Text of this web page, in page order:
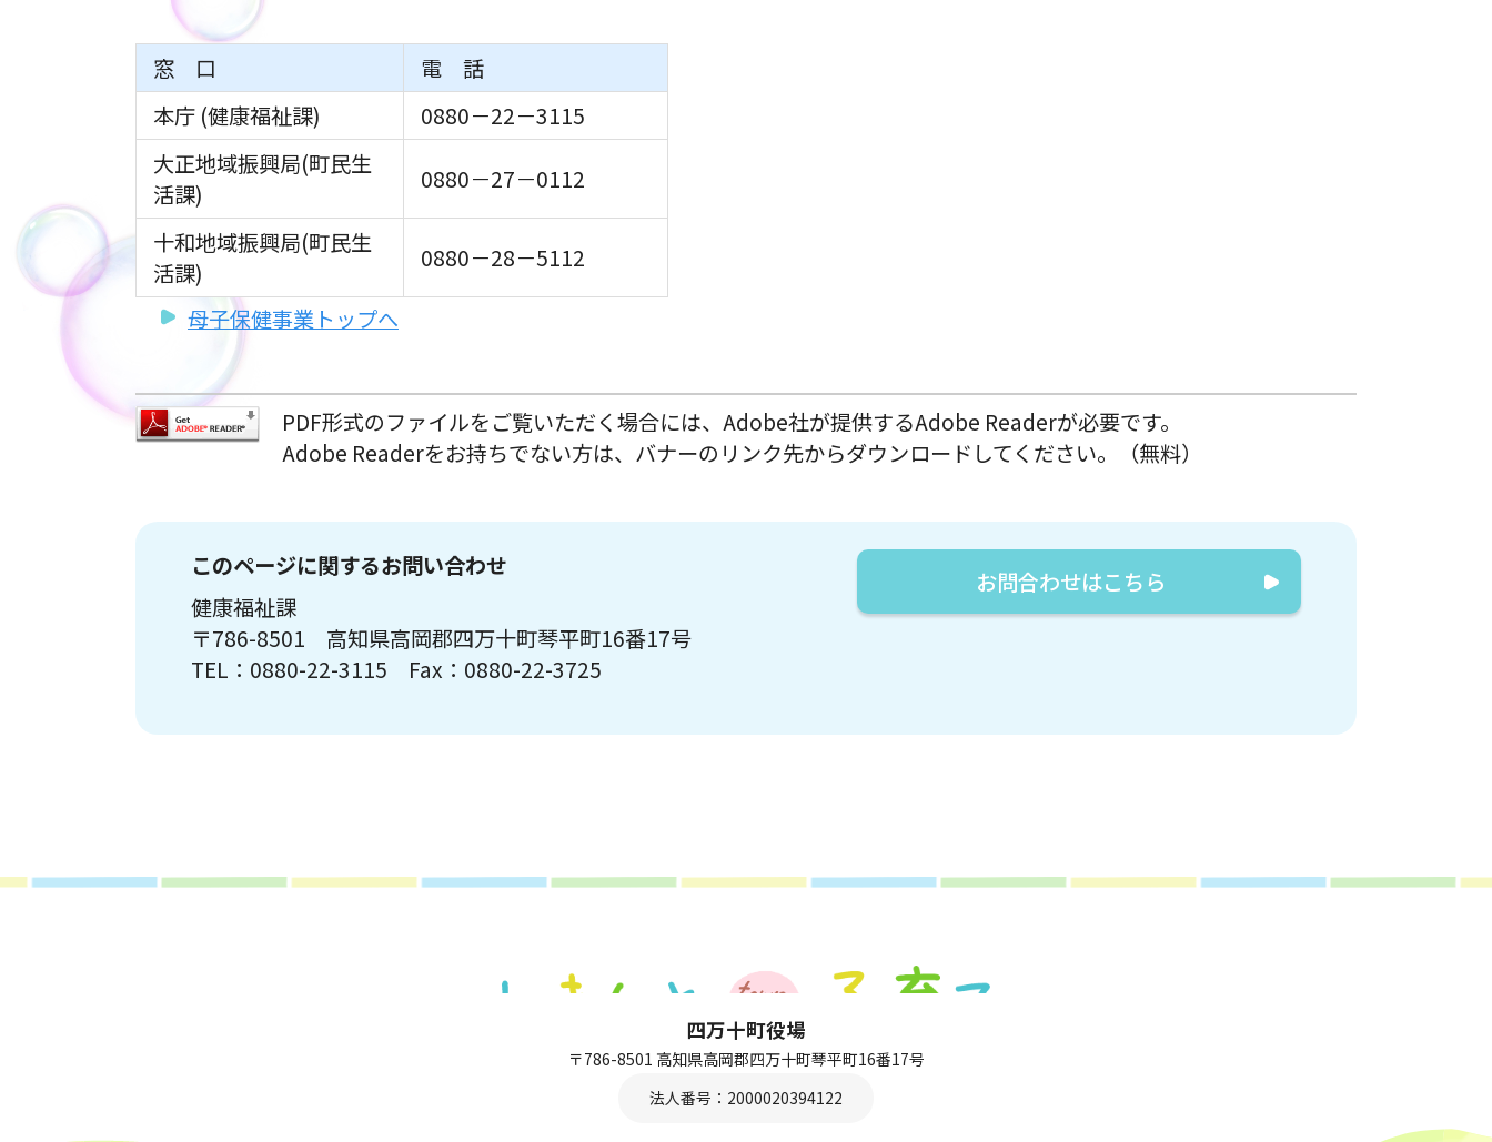
窓 口
電 話
本庁 (健康福祉課)
0880－22－3115
大正地域振興局(町民生
活課)
0880－27－0112
十和地域振興局(町民生
活課)
0880－28－5112
母子保健事業トップへ
PDF形式のファイルをご覧いただく場合には、Adobe社が提供するAdobe Readerが必要です。
Adobe Readerをお持ちでない方は、バナーのリンク先からダウンロードしてください。（無料）
このページに関するお問い合わせ
健康福祉課
〒786-8501 高知県高岡郡四万十町琴平町16番17号
TEL：0880-22-3115 Fax：0880-22-3725
お問合わせはこちら
四万十町役場
〒786-8501 高知県高岡郡四万十町琴平町16番17号
法人番号：2000020394122